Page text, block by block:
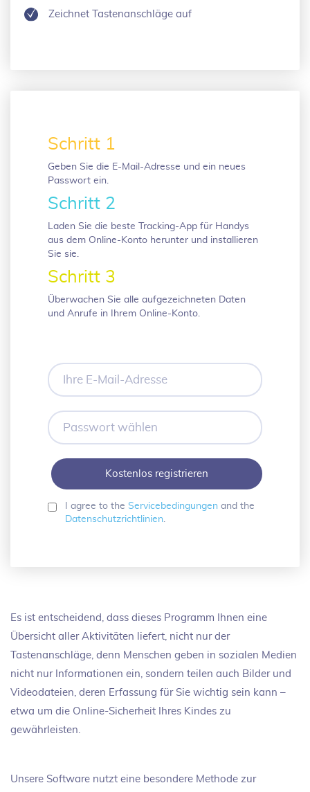
Zeichnet Tastenanschläge auf
Schritt 1
Geben Sie die E-Mail-Adresse und ein neues
Passwort ein.
Schritt 2
Laden Sie die beste Tracking-App für Handys
aus dem Online-Konto herunter und installieren
Sie sie.
Schritt 3
Überwachen Sie alle aufgezeichneten Daten
und Anrufe in Ihrem Online-Konto.
Ihre
E-
Mail-
Adresse
Passwort
wählen
I agree to the Servicebedingungenand the
Datenschutzrichtlinien.
Es ist entscheidend, dass dieses Programm Ihnen eine
Übersicht aller Aktivitäten liefert, nicht nur der
Tastenanschläge, denn Menschen geben in sozialen Medien
nicht nur Informationen ein, sondern teilen auch Bilder und
Videodateien, deren Erfassung für Sie wichtig sein kann –
etwa um die Online-Sicherheit Ihres Kindes zu
gewährleisten.
Unsere Software nutzt eine besondere Methode zur